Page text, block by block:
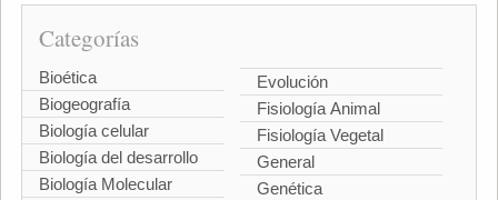
Categorías
Bioética
Biogeografía
Biología celular
Biología del desarrollo
Biología Molecular
Evolución
Fisiología Animal
Fisiología Vegetal
General
Genética